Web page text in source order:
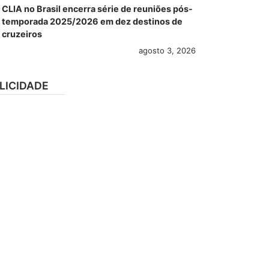
CLIA no Brasil encerra série de reuniões pós-
temporada 2025/2026 em dez destinos de
cruzeiros
agosto 3, 2026